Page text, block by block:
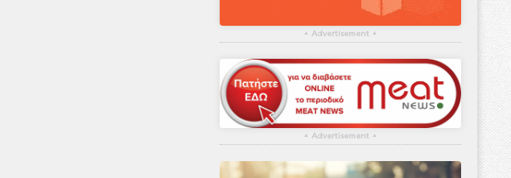
▴ Advertisement ▴
▴ Advertisement ▴